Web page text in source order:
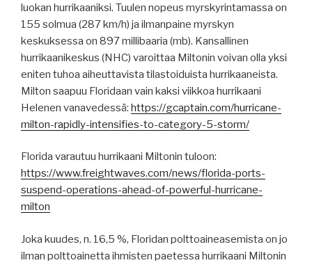
luokan hurrikaaniksi. Tuulen nopeus myrskyrintamassa on
155 solmua (287 km/h) ja ilmanpaine myrskyn
keskuksessa on 897 millibaaria (mb). Kansallinen
hurrikaanikeskus (NHC) varoittaa Miltonin voivan olla yksi
eniten tuhoa aiheuttavista tilastoiduista hurrikaaneista.
Milton saapuu Floridaan vain kaksi viikkoa hurrikaani
Helenen vanavedessä: https://gcaptain.com/hurricane-
milton-rapidly-intensifies-to-category-5-storm/
Florida varautuu hurrikaani Miltonin tuloon:
https://www.freightwaves.com/news/florida-ports-
suspend-operations-ahead-of-powerful-hurricane-
milton
Joka kuudes, n. 16,5 %, Floridan polttoaineasemista on jo
ilman polttoainetta ihmisten paetessa hurrikaani Miltonin